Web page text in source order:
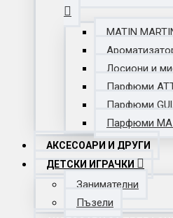
MATIN
Лосиони и
Парфюми
Парфюми
Парфюми
АКСЕСОАРИ И ДРУГИ
ДЕТСКИ ИГРАЧКИ
Занимателни
Пъзели